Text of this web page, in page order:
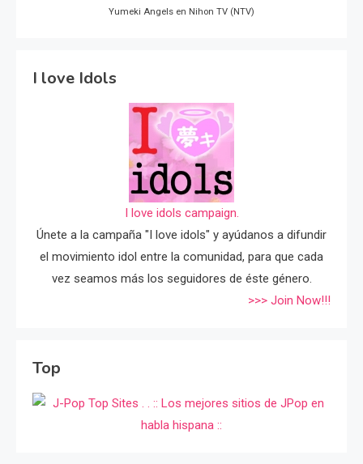
Yumeki Angels en Nihon TV (NTV)
I love Idols
I love idols campaign.
Únete a la campaña "I love idols" y ayúdanos a difundir
el movimiento idol entre la comunidad, para que cada
vez seamos más los seguidores de éste género.
>>> Join Now!!!
Top